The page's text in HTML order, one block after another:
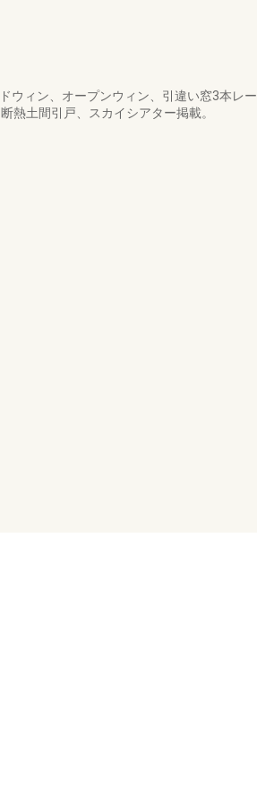
ウィン、オープンウィン、引違い窓3本レー
熱土間引戸、スカイシアター掲載。